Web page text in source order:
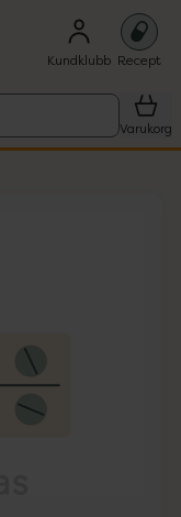
Kundklubb Recept
Varukorg